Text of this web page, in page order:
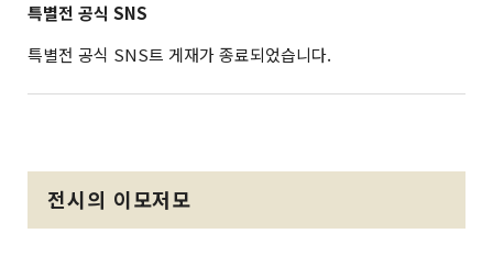
특별전 공식 SNS
특별전 공식 SNS트 게재가 종료되었습니다.
전시의 이모저모